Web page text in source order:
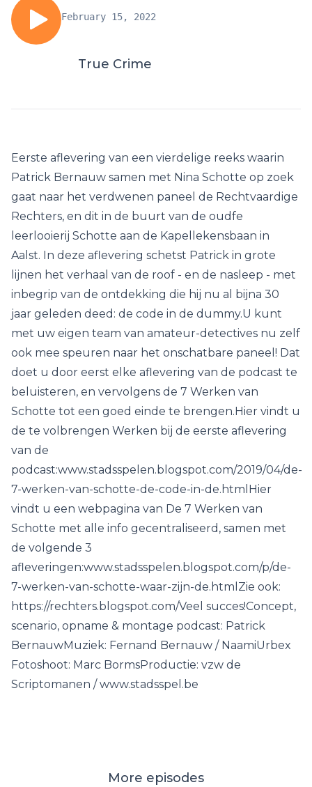
February 15, 2022
True Crime
Eerste aflevering van een vierdelige reeks waarin
Patrick Bernauw samen met Nina Schotte op zoek
gaat naar het verdwenen paneel de Rechtvaardige
Rechters, en dit in de buurt van de oudfe
leerlooierij Schotte aan de Kapellekensbaan in
Aalst. In deze aflevering schetst Patrick in grote
lijnen het verhaal van de roof - en de nasleep - met
inbegrip van de ontdekking die hij nu al bijna 30
jaar geleden deed: de code in de dummy.U kunt
met uw eigen team van amateur-detectives nu zelf
ook mee speuren naar het onschatbare paneel! Dat
doet u door eerst elke aflevering van de podcast te
beluisteren, en vervolgens de 7 Werken van
Schotte tot een goed einde te brengen.Hier vindt u
de te volbrengen Werken bij de eerste aflevering
van de
podcast:www.stadsspelen.blogspot.com/2019/04/de-
7-werken-van-schotte-de-code-in-de.htmlHier
vindt u een webpagina van De 7 Werken van
Schotte met alle info gecentraliseerd, samen met
de volgende 3
afleveringen:www.stadsspelen.blogspot.com/p/de-
7-werken-van-schotte-waar-zijn-de.htmlZie ook:
https://rechters.blogspot.com/Veel succes!Concept,
scenario, opname & montage podcast: Patrick
BernauwMuziek: Fernand Bernauw / NaamiUrbex
Fotoshoot: Marc BormsProductie: vzw de
Scriptomanen / www.stadsspel.be
More episodes